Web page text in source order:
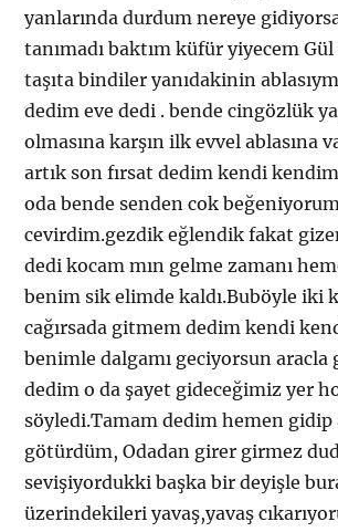
yanlarında durdum nereye
tanımadı baktım küfür yiyecem
taşıta bindiler yanıdakinin
dedim eve dedi . bende cingözlük
olmasına karşın ilk evvel ablasına
artık son fırsat dedim kendi
oda bende senden cok
cevirdim.gezdik eğlendik fakat
dedi kocam mın gelme zamanı
benim sik elimde kaldı.Buböyle iki
cağırsada gitmem dedim kendi
benimle dalgamı geciyorsun
dedim o da şayet gideceğimiz yer
söyledi.Tamam dedim hemen
götürdüm, Odadan girer girmez
sevişiyordukki başka bir deyişle
üzerindekileri yavaş,yavaş